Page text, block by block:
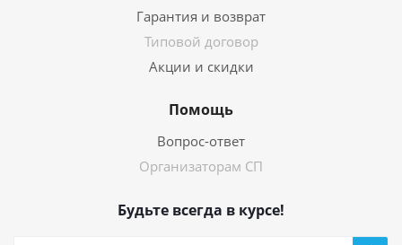
Гарантия и возврат
Типовой договор
Акции и скидки
Помощь
Вопрос-ответ
Организаторам СП
Будьте всегда в курсе!